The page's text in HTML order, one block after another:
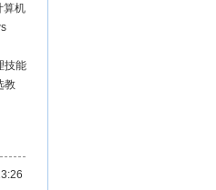
算机
技能
教